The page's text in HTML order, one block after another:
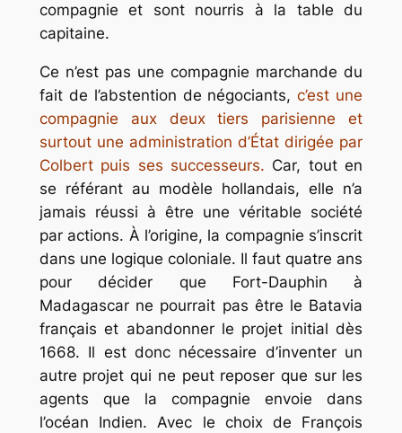
compagnie et sont nourris à la table du
capitaine.
Ce n’est pas une compagnie marchande du
fait de l’abstention de négociants,c’est une
compagnie aux deux tiers parisienne et
surtout une administration d’État dirigée par
Colbert puis ses successeurs. Car, tout en
se référant au modèle hollandais, elle n’a
jamais réussi à être une véritable société
par actions. À l’origine, la compagnie s’inscrit
dans une logique coloniale. Il faut quatre ans
pour décider que Fort-Dauphin à
Madagascar ne pourrait pas être le Batavia
français et abandonner le projet initial dès
1668. Il est donc nécessaire d’inventer un
autre projet qui ne peut reposer que sur les
agents que la compagnie envoie dans
l’océan Indien. Avec le choix de François